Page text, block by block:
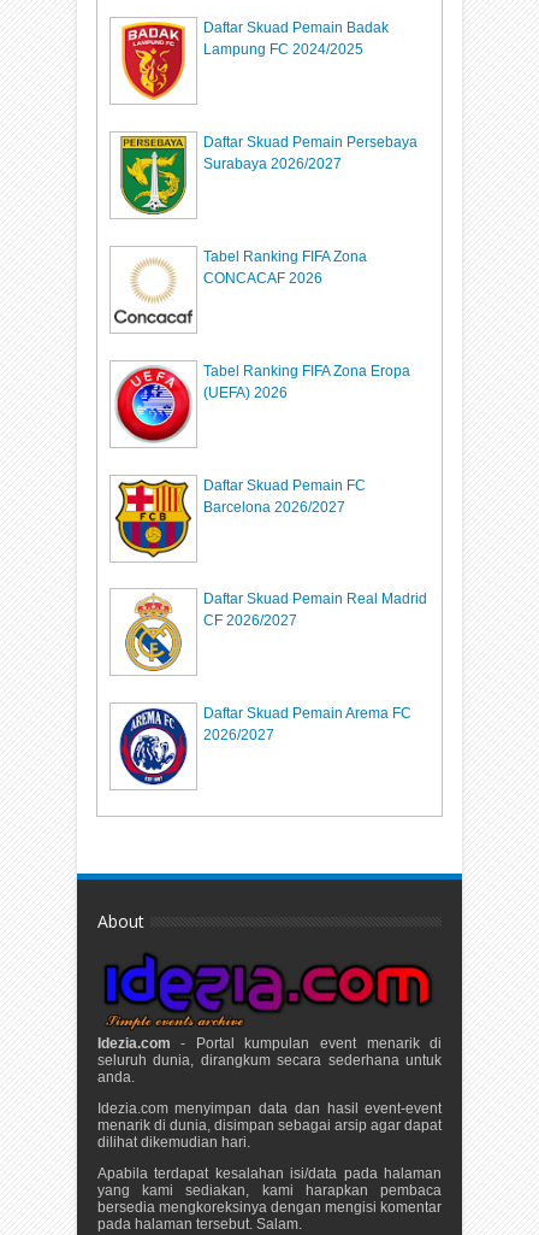
Daftar Skuad Pemain Badak
Lampung FC 2024/2025
Daftar Skuad Pemain Persebaya
Surabaya 2026/2027
Tabel Ranking FIFA Zona
CONCACAF 2026
Tabel Ranking FIFA Zona Eropa
(UEFA) 2026
Daftar Skuad Pemain FC
Barcelona 2026/2027
Daftar Skuad Pemain Real Madrid
CF 2026/2027
Daftar Skuad Pemain Arema FC
2026/2027
About
Idezia.com - Portal kumpulan event menarik di
seluruh dunia, dirangkum secara sederhana untuk
anda.
Idezia.com menyimpan data dan hasil event-event
menarik di dunia, disimpan sebagai arsip agar dapat
dilihat dikemudian hari.
Apabila terdapat kesalahan isi/data pada halaman
yang kami sediakan, kami harapkan pembaca
bersedia mengkoreksinya dengan mengisi komentar
pada halaman tersebut. Salam.